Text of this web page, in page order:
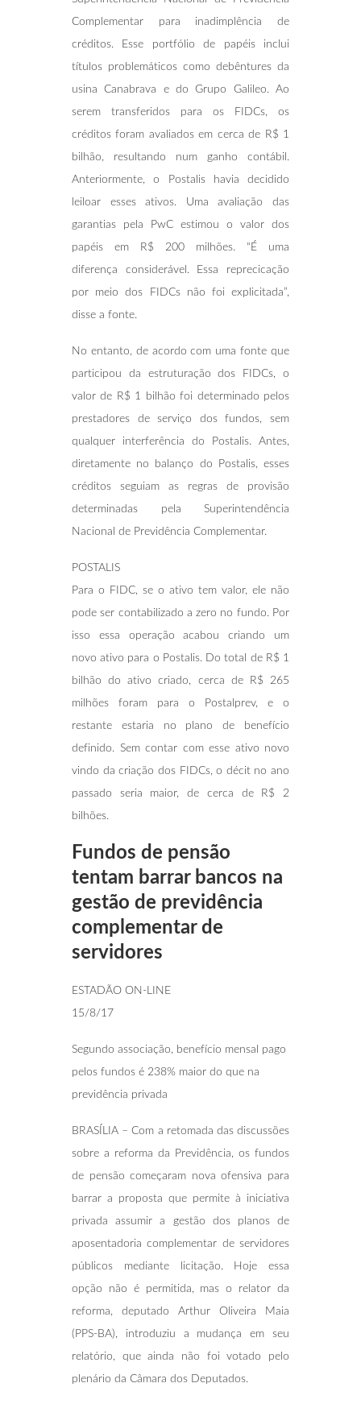
Complementar para inadimplência de
créditos. Esse portfólio de papéis inclui
títulos problemáticos como debêntures da
usina Canabrava e do Grupo Galileo. Ao
serem transferidos para os FIDCs, os
créditos foram avaliados em cerca de R$ 1
bilhão, resultando num ganho contábil.
Anteriormente, o Postalis havia decidido
leiloar esses ativos. Uma avaliação das
garantias pela PwC estimou o valor dos
papéis em R$ 200 milhões. “É uma
diferença considerável. Essa reprecicação
por meio dos FIDCs não foi explicitada”,
disse a fonte.
No entanto, de acordo com uma fonte que
participou da estruturação dos FIDCs, o
valor de R$ 1 bilhão foi determinado pelos
prestadores de serviço dos fundos, sem
qualquer interferência do Postalis. Antes,
diretamente no balanço do Postalis, esses
créditos seguiam as regras de provisão
determinadas pela Superintendência
Nacional de Previdência Complementar.
POSTALIS
Para o FIDC, se o ativo tem valor, ele não
pode ser contabilizado a zero no fundo. Por
isso essa operação acabou criando um
novo ativo para o Postalis. Do total de R$ 1
bilhão do ativo criado, cerca de R$ 265
milhões foram para o Postalprev, e o
restante estaria no plano de benefício
definido. Sem contar com esse ativo novo
vindo da criação dos FIDCs, o décit no ano
passado seria maior, de cerca de R$ 2
bilhões.
Fundos de pensão
tentam barrar bancos na
gestão de previdência
complementar de
servidores
ESTADÃO ON-LINE
15/8/17
Segundo associação, benefício mensal pago
pelos fundos é 238% maior do que na
previdência privada
BRASÍLIA – Com a retomada das discussões
sobre a reforma da Previdência, os fundos
de pensão começaram nova ofensiva para
barrar a proposta que permite à iniciativa
privada assumir a gestão dos planos de
aposentadoria complementar de servidores
públicos mediante licitação. Hoje essa
opção não é permitida, mas o relator da
reforma, deputado Arthur Oliveira Maia
(PPS-BA), introduziu a mudança em seu
relatório, que ainda não foi votado pelo
plenário da Câmara dos Deputados.